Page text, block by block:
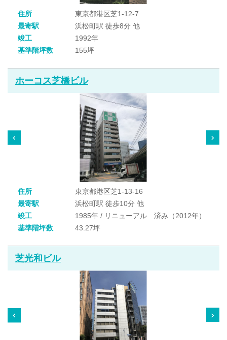
住所
東京都港区芝1-12-7
最寄駅
浜松町駅 徒歩8分 他
竣工
1992年
基準階坪数
155坪
ホーコス芝橋ビル
住所
東京都港区芝1-13-16
最寄駅
浜松町駅 徒歩10分 他
竣工
1985年 / リニューアル 済み（2012年）
基準階坪数
43.27坪
芝光和ビル